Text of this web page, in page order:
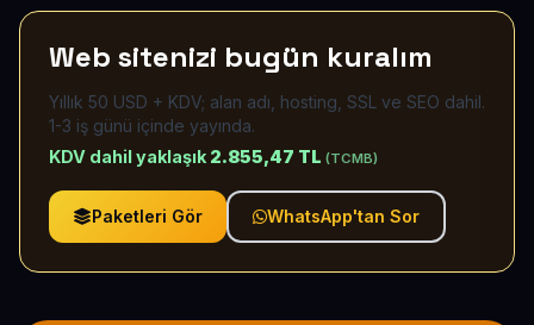
Web sitenizi bugün kuralım
Yıllık 50 USD + KDV; alan adı, hosting, SSL ve SEO dahil.
1-3 iş günü içinde yayında.
KDV dahil yaklaşık 2.855,47 TL (TCMB)
Paketleri Gör WhatsApp'tan Sor